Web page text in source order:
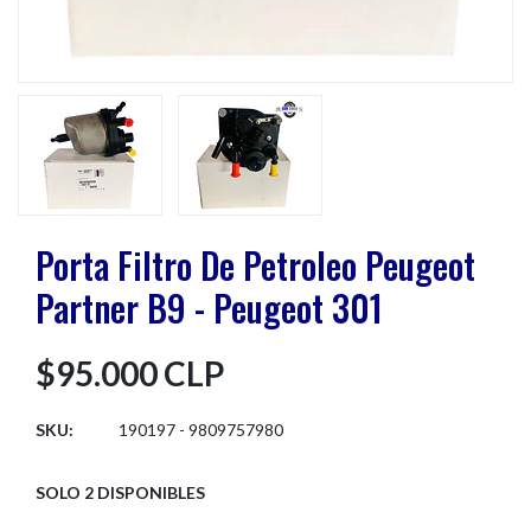
Porta Filtro De Petroleo Peugeot
Partner B9 - Peugeot 301
$95.000 CLP
SKU: 190197 - 9809757980
SOLO 2 DISPONIBLES